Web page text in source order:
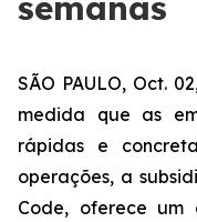
SÃO PAULO, Oct.
medida que as
rápidas e
operações, a
Code, oferece um